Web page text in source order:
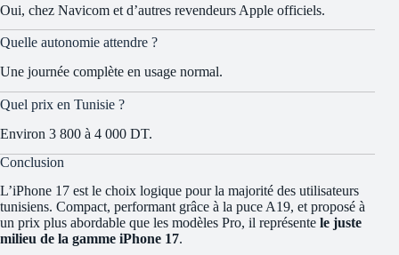
Oui, chez Navicom et d’autres revendeurs Apple officiels.
Quelle autonomie attendre ?
Une journée complète en usage normal.
Quel prix en Tunisie ?
Environ 3 800 à 4 000 DT.
Conclusion
L’iPhone 17 est le choix logique pour la majorité des utilisateurs
tunisiens. Compact, performant grâce à la puce A19, et proposé à
un prix plus abordable que les modèles Pro, il représente le juste
milieu de la gamme iPhone 17.